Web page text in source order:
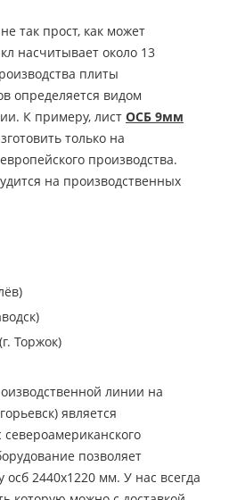
так прост, как может
насчитывает около 13
плиты
определяется видом
К примеру, лист ОСБ 9мм
только на
производства.
на производственных
Торжок)
линии на
является
позволяет
осб 2440х1220 мм. У нас всегда